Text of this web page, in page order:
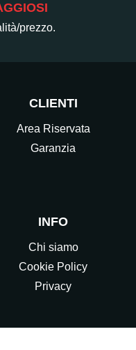
prezzo.
CLIENTI
Area Riservata
Garanzia
INFO
Chi siamo
Cookie Policy
Privacy